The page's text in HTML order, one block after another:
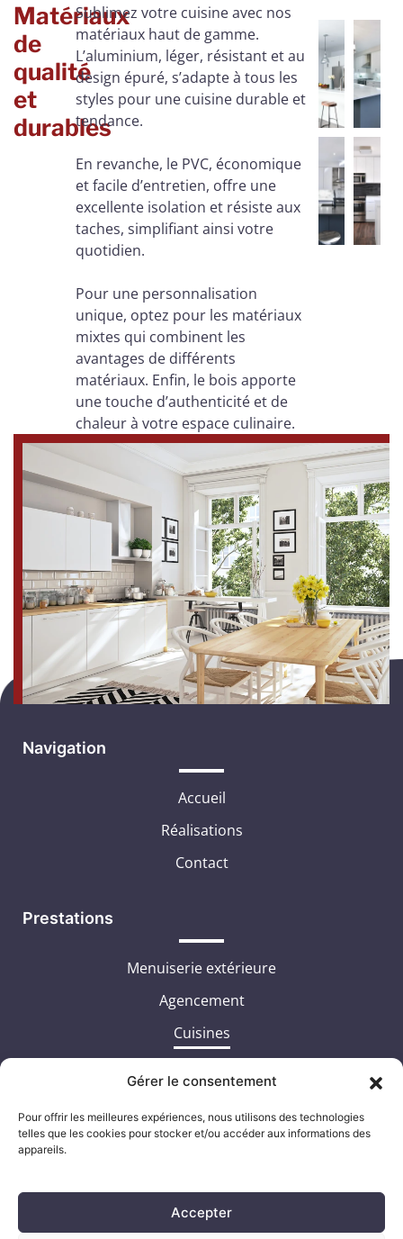
Gérer le consentement
Pour offrir les meilleures expériences, nous utilisons des technologies
telles que les cookies pour stocker et/ou accéder aux informations des
appareils.
Accepter
Matériaux
de
qualité
et
durables
Sublimez votre cuisine avec nos
matériaux haut de gamme.
L’aluminium, léger, résistant et au
design épuré, s’adapte à tous les
styles pour une cuisine durable et
tendance.
En revanche, le PVC, économique
et facile d’entretien, offre une
excellente isolation et résiste aux
taches, simplifiant ainsi votre
quotidien.
Pour une personnalisation
unique, optez pour les matériaux
mixtes qui combinent les
avantages de différents
matériaux. Enfin, le bois apporte
une touche d’authenticité et de
chaleur à votre espace culinaire.
Navigation
Accueil
Réalisations
Contact
Prestations
Menuiserie extérieure
Agencement
Cuisines
Portails / Clôtures
Stores bannes